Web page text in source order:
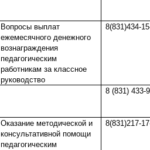
Вопросы выплат
ежемесячного денежного
вознаграждения
педагогическим
работникам за классное
руководство
8(831)434-
8 (831) 433-
Оказание методической и
консультативной помощи
педагогическим
8(831)217-